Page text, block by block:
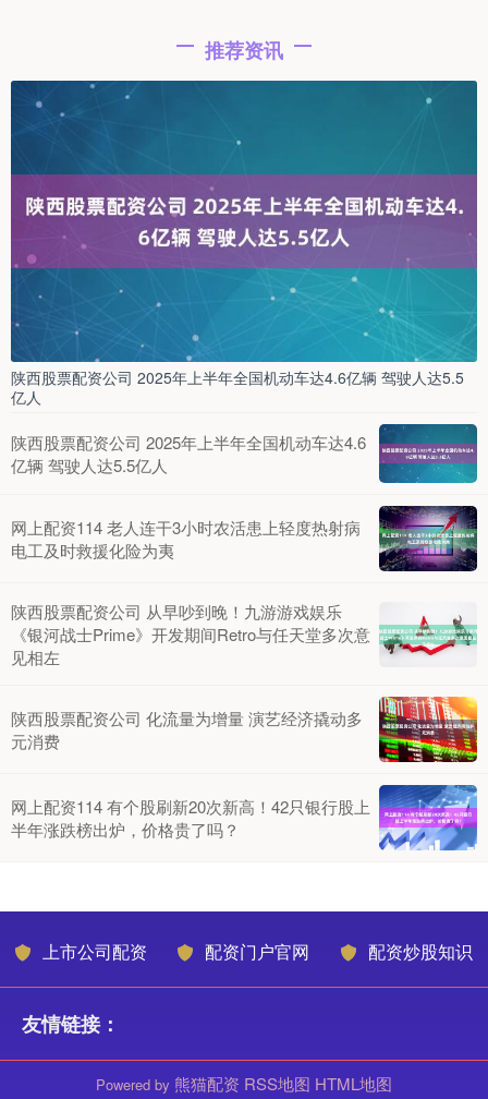
推荐资讯
陕西股票配资公司 2025年上半年全国机动车达4.6亿辆 驾驶人达5.5
亿人
陕西股票配资公司 2025年上半年全国机动车达4.6
亿辆 驾驶人达5.5亿人
网上配资114 老人连干3小时农活患上轻度热射病
电工及时救援化险为夷
陕西股票配资公司 从早吵到晚！九游游戏娱乐
《银河战士Prime》开发期间Retro与任天堂多次意
见相左
陕西股票配资公司 化流量为增量 演艺经济撬动多
元消费
网上配资114 有个股刷新20次新高！42只银行股上
半年涨跌榜出炉，价格贵了吗？
上市公司配资 配资门户官网 配资炒股知识
友情链接：
Powered by 熊猫配资 RSS地图 HTML地图